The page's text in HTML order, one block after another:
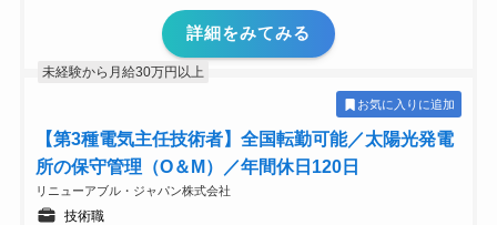
詳細をみてみる
未経験から月給30万円以上
お気に入りに追加
【第3種電気主任技術者】全国転勤可能／太陽光発電
所の保守管理（O＆M）／年間休日120日
リニューアブル・ジャパン株式会社
技術職